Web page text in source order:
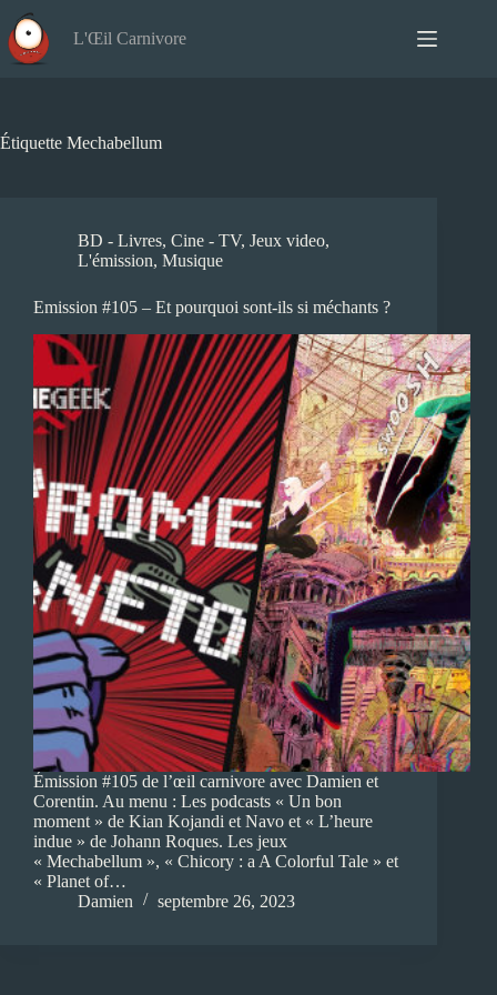
au
contenu
L'Œil Carnivore
Étiquette Mechabellum
BD - Livres, Cine - TV, Jeux video,
L'émission, Musique
Emission #105 – Et pourquoi sont-ils si méchants ?
Émission #105 de l’œil carnivore avec Damien et
Corentin. Au menu : Les podcasts « Un bon
moment » de Kian Kojandi et Navo et « L’heure
indue » de Johann Roques. Les jeux
« Mechabellum », « Chicory : a A Colorful Tale » et
« Planet of…
Damien
septembre 26, 2023